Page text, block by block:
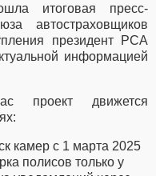
итоговая пресс-
автостраховщиков
президент РСА
информацией
проект движется
камер с 1 марта 2025
полисов только у